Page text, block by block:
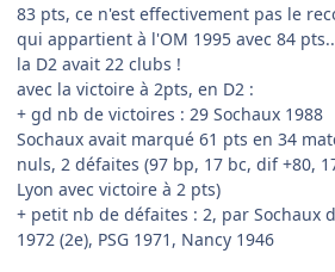
83 pts, ce n'est effectivement pas le
qui appartient à l'OM 1995 avec 84
la D2 avait 22 clubs !
avec la victoire à 2pts, en D2 :
+ gd nb de victoires : 29 Sochaux 1988
Sochaux avait marqué 61 pts en 34
nuls, 2 défaites (97 bp, 17 bc, dif +80,
Lyon avec victoire à 2 pts)
+ petit nb de défaites : 2, par Sochaux
1972 (2e), PSG 1971, Nancy 1946